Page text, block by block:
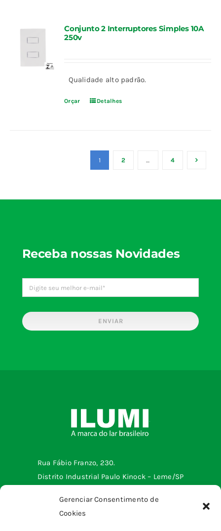
Gerenciar Consentimento de
Cookies
Conjunto 2 Interruptores Simples 10A
250v
Qualidade alto padrão.
Orçar Detalhes
1 2 … 4
Receba nossas Novidades
ENVIAR
Rua Fábio Franzo, 230.
Distrito Industrial Paulo Kinock – Leme/SP